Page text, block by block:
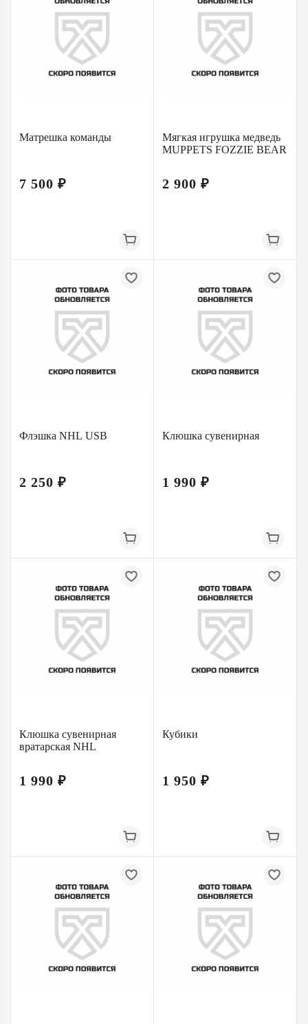
Матрешка команды
7 500 ₽
Мягкая игрушка медведь
MUPPETS FOZZIE BEAR
2 900 ₽
Флэшка NHL USB
2 250 ₽
Клюшка сувенирная
1 990 ₽
Клюшка сувенирная
вратарская NHL
1 990 ₽
Кубики
1 950 ₽